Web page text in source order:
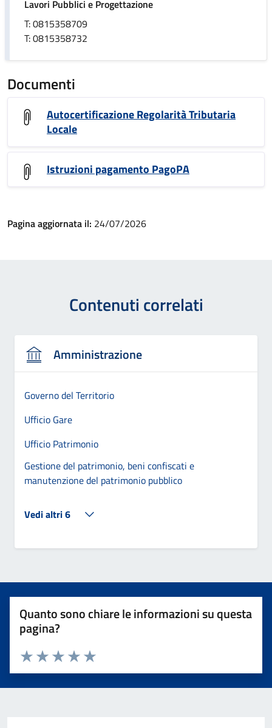
Lavori Pubblici e Progettazione
T: 0815358709
T: 0815358732
Documenti
Autocertificazione Regolarità Tributaria
Locale
Istruzioni pagamento PagoPA
Pagina aggiornata il: 24/07/2026
Contenuti correlati
Amministrazione
Governo del Territorio
Ufficio Gare
Ufficio Patrimonio
Gestione del patrimonio, beni confiscati e
manutenzione del patrimonio pubblico
Vedi altri 6
Quanto sono chiare le informazioni su questa
pagina?
Valuta 5 stelle su 5
Valuta 4 stelle su 5
Valuta 3 stelle su 5
Valuta 2 stelle su 5
Valuta 1 stelle su 5